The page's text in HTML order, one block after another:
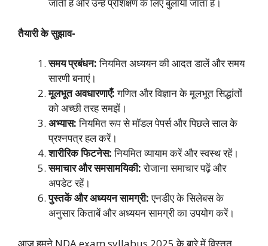
जाती है और उन्हें प्रशिक्षण के लिए बुलाया जाता है।
तैयारी के सुझाव-
समय प्रबंधन:नियमित अध्ययन की आदत डालें और समय
सारणी बनाएं।
मूलभूत अवधारणाएँ:गणित और विज्ञान के मूलभूत सिद्धांतों
को अच्छी तरह समझें।
अभ्यास:नियमित रूप से मॉडल पेपर्स और पिछले साल के
प्रश्नपत्र हल करें।
शारीरिक फिटनेस:नियमित व्यायाम करें और स्वस्थ रहें।
समाचार और समसामयिकी:रोजाना समाचार पढ़ें और
अपडेट रहें।
पुस्तकें और अध्ययन सामग्री:एनडीए के सिलेबस के
अनुसार किताबें और अध्ययन सामग्री का उपयोग करें।
आज हमने NDA exam syllabus 2025 के बारे में विस्तृत